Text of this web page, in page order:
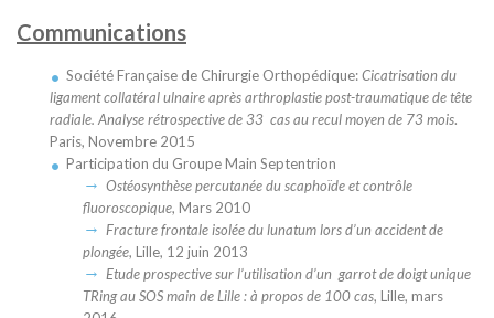
Communications
Société Française de Chirurgie Orthopédique:Cicatrisation du
ligament collatéral ulnaire après arthroplastie post-traumatique de tête
radiale. Analyse rétrospective de 33 cas au recul moyen de 73 mois.
Paris, Novembre 2015
Participation du Groupe Main Septentrion
Ostéosynthèse percutanée du scaphoïde et contrôle
fluoroscopique, Mars 2010
Fracture frontale isolée du lunatum lors d’un accident de
plongée, Lille, 12 juin 2013
Etude prospective sur l’utilisation d’un garrot de doigt unique
TRing au SOS main de Lille : à propos de 100 cas, Lille, mars